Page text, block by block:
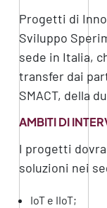
Progetti di
Sviluppo
sede in Italia,
transfer dai
SMACT, della
AMBITI DI
I progetti
soluzioni nei
IoT e IIoT;